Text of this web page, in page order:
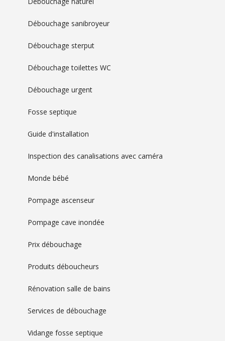
Débouchage sanibroyeur
Débouchage sterput
Débouchage toilettes WC
Débouchage urgent
Fosse septique
Guide d'installation
Inspection des canalisations avec caméra
Monde bébé
Pompage ascenseur
Pompage cave inondée
Prix débouchage
Produits déboucheurs
Rénovation salle de bains
Services de débouchage
Vidange fosse septique